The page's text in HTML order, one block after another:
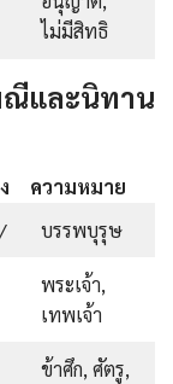
ไม่มีสิทธิ
ณีและนิทาน
ความหมาย
บรรพบุรุษ
พระเจ้า,
เทพเจ้า
ข้าศึก, ศัตรู,